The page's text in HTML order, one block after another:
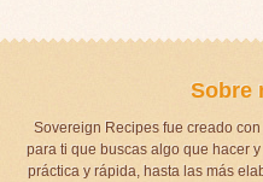
Sobre
Sovereign Recipes fue creado
para ti que buscas algo que hacer
práctica y rápida, hasta las más